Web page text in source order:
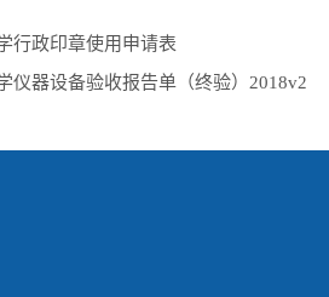
行政印章使用申请表
仪器设备验收报告单（终验）2018v2